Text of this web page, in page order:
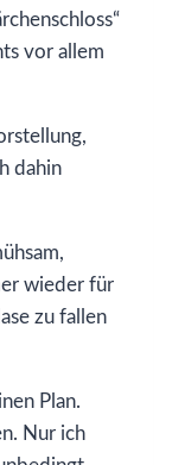
vor allem
dahin
wieder für
zu fallen
Plan.
Nur ich